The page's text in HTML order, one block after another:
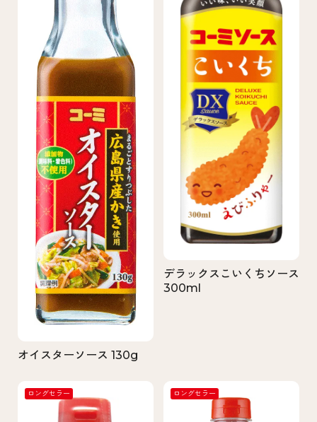
オイスターソース 130g
デラックスこいくちソース
300ml
ロングセラー ロングセラー